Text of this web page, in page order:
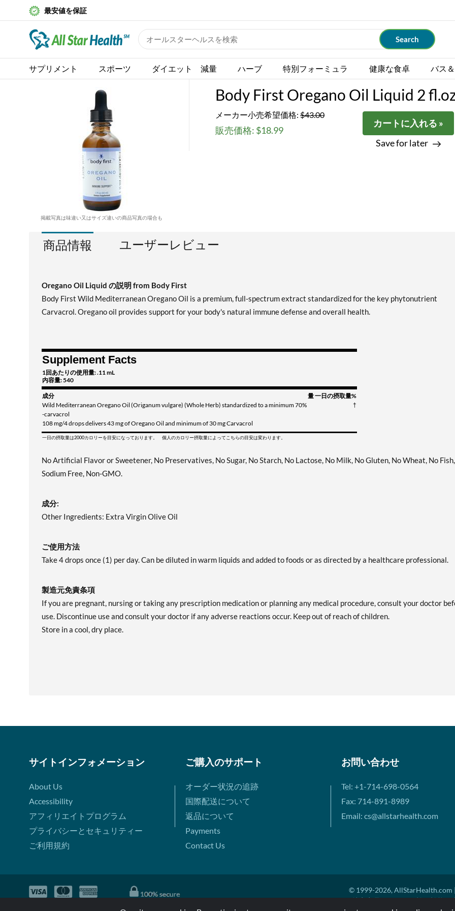
最安値を保証
サプリメント スポーツ ダイエット 減量 ハーブ 特別フォーミュラ 健康な食卓 バス
掲載写真は味違い又はサイズ違いの商品写真の場合も
Body First Oregano Oil Liquid 2
メーカー小売希望価格: $43.00
販売価格: $18.99
カートに入れる »
Save for later
商品情報 ユーザーレビュー
Oregano Oil Liquid の説明 from Body First
Body First Wild Mediterranean Oregano Oil is a premium, full-spectrum extract standardized for the key phytonutrient
Carvacrol. Oregano oil provides support for your body's natural immune defense and overall health.
Supplement Facts
1回あたりの使用量: .11 mL
内容量: 540
成分 量一日の摂取量%
Wild Mediterranean Oregano Oil (Origanum vulgare) (Whole Herb) standardized to a minimum 70%
†
-carvacrol
108 mg/4 drops delivers 43 mg of Oregano Oil and minimum of 30 mg Carvacrol
一日の摂取量は2000カロリーを目安になっております。 個人のカロリー摂取量によってこちらの目安は変わります。
No Artificial Flavor or Sweetener, No Preservatives, No Sugar, No Starch, No Lactose, No Milk, No Gluten, No Wheat, No Fish,
Sodium Free, Non-GMO.
成分:
Other Ingredients: Extra Virgin Olive Oil
ご使用方法
Take 4 drops once (1) per day. Can be diluted in warm liquids and added to foods or as directed by a healthcare professional.
製造元免責条項
If you are pregnant, nursing or taking any prescription medication or planning any medical procedure, consult your doctor
use. Discontinue use and consult your doctor if any adverse reactions occur. Keep out of reach of children.
Store in a cool, dry place.
サイトインフォメーション
About Us
Accessibility
アフィリエイトプログラム
プライバシーとセキュリティー
ご利用規約
ご購入のサポート
オーダー状況の追跡
国際配送について
返品について
Payments
Contact Us
お問い合わせ
Tel: +1-714-698-0564
Fax: 714-891-8989
Email: cs@allstarhealth.com
© 1999-2026, AllStarHealth.com
*特定商品についての効果効能